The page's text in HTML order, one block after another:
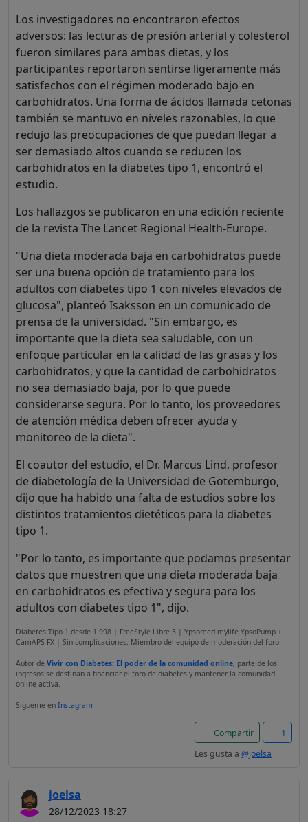
Los investigadores no encontraron efectos
adversos: las lecturas de presión arterial y colesterol
fueron similares para ambas dietas, y los
participantes reportaron sentirse ligeramente más
satisfechos con el régimen moderado bajo en
carbohidratos. Una forma de ácidos llamada cetonas
también se mantuvo en niveles razonables, lo que
redujo las preocupaciones de que puedan llegar a
ser demasiado altos cuando se reducen los
carbohidratos en la diabetes tipo 1, encontró el
estudio.
Los hallazgos se publicaron en una edición reciente
de la revista The Lancet Regional Health-Europe.
"Una dieta moderada baja en carbohidratos puede
ser una buena opción de tratamiento para los
adultos con diabetes tipo 1 con niveles elevados de
glucosa", planteó Isaksson en un comunicado de
prensa de la universidad. "Sin embargo, es
importante que la dieta sea saludable, con un
enfoque particular en la calidad de las grasas y los
carbohidratos, y que la cantidad de carbohidratos
no sea demasiado baja, por lo que puede
considerarse segura. Por lo tanto, los proveedores
de atención médica deben ofrecer ayuda y
monitoreo de la dieta".
El coautor del estudio, el Dr. Marcus Lind, profesor
de diabetología de la Universidad de Gotemburgo,
dijo que ha habido una falta de estudios sobre los
distintos tratamientos dietéticos para la diabetes
tipo 1.
"Por lo tanto, es importante que podamos presentar
datos que muestren que una dieta moderada baja
en carbohidratos es efectiva y segura para los
adultos con diabetes tipo 1", dijo.
Diabetes Tipo 1 desde 1.998 | FreeStyle Libre 3 | Ypsomed mylife YpsoPump +
CamAPS FX | Sin complicaciones. Miembro del equipo de moderación del foro.
Autor de Vivir con Diabetes: El poder de la comunidad online, parte de los
ingresos se destinan a financiar el foro de diabetes y mantener la comunidad
online activa.
Sígueme en Instagram
Compartir
1
Les gusta a@joelsa
joelsa
28/12/2023 18:27